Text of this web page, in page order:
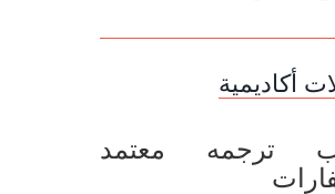
أكاديمية
ترجمه معتمد